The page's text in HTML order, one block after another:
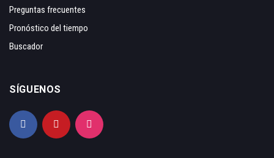
Preguntas frecuentes
Pronóstico del tiempo
Buscador
SÍGUENOS